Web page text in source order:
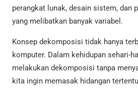
perangkat lunak, desain sistem, dan
yang melibatkan banyak variabel.
Konsep dekomposisi tidak hanya
komputer. Dalam kehidupan sehari-
melakukan dekomposisi tanpa
kita ingin memasak hidangan